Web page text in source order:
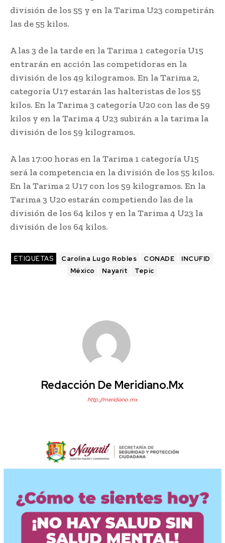
división de los 55 y en la Tarima U23 competirán
las de 55 kilos.
A las 3 de la tarde en la Tarima 1 categoría U15
entrarán en acción las competidoras en la
división de los 49 kilogramos. En la Tarima 2,
categoría U17 estarán las halteristas de los 55
kilos. En la Tarima 3 categoría U20 con las de 59
kilos y en la Tarima 4 U23 subirán a la tarima la
división de los 59 kilogramos.
A las 17:00 horas en la Tarima 1 categoría U15
será la competencia en la división de los 55 kilos.
En la Tarima 2 U17 con los 59 kilogramos. En la
Tarima 3 U20 estarán competiendo las de la
división de los 64 kilos y en la Tarima 4 U23 la
división de los 64 kilos.
ETIQUETAS Carolina Lugo Robles CONADE
INCUFID
México
Nayarit Tepic
Redacción De Meridiano.mx
http://meridiano.mx